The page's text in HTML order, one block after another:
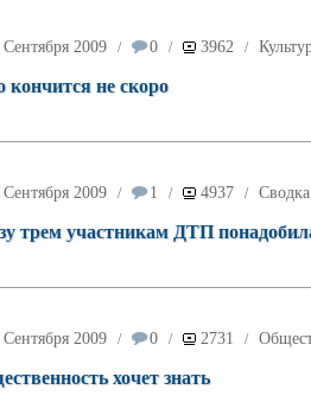
Сентября 2009 / 0 / 3962 /
кончится не скоро
Сентября 2009 / 1 / 4937 /
трем участникам ДТП
Сентября 2009 / 0 / 2731 /
хочет знать